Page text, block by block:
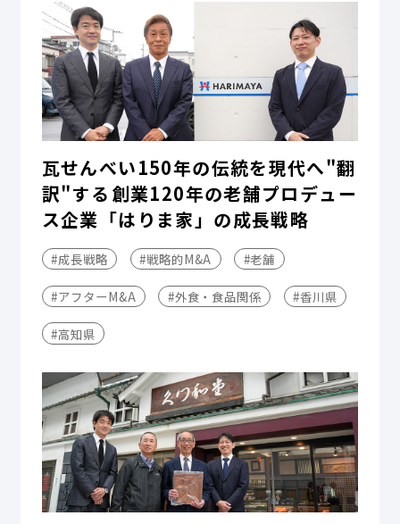
瓦せんべい150年の伝統を現代へ"翻
訳"する――創業120年の老舗プロデュー
ス企業「はりま家」の成長戦略
#成長戦略 #戦略的M&A #老舗
#アフターM&A #外食・食品関係 #香川県
#高知県